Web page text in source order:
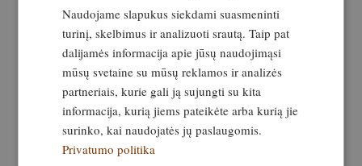
Naudojame slapukus siekdami suasmeninti
turinį, skelbimus ir analizuoti srautą. Taip pat
dalijamės informacija apie jūsų naudojimąsi
mūsų svetaine su mūsų reklamos ir analizės
partneriais, kurie gali ją sujungti su kita
informacija, kurią jiems pateikėte arba kurią jie
surinko, kai naudojatės jų paslaugomis.
Privatumo politika